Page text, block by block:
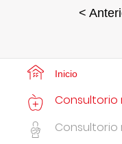
<
Inicio
Consultorio